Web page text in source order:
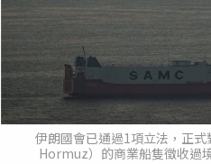
伊朗國會已通過1項立法，正
Hormuz）的商業船隻徵收過